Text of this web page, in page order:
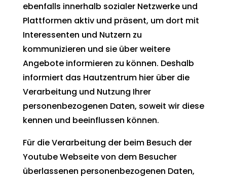
ebenfalls innerhalb sozialer Netzwerke und
Plattformen aktiv und präsent, um dort mit
Interessenten und Nutzern zu
kommunizieren und sie über weitere
Angebote informieren zu können. Deshalb
informiert das Hautzentrum hier über die
Verarbeitung und Nutzung Ihrer
personenbezogenen Daten, soweit wir diese
kennen und beeinflussen können.
Für die Verarbeitung der beim Besuch der
Youtube Webseite von dem Besucher
überlassenen personenbezogenen Daten,